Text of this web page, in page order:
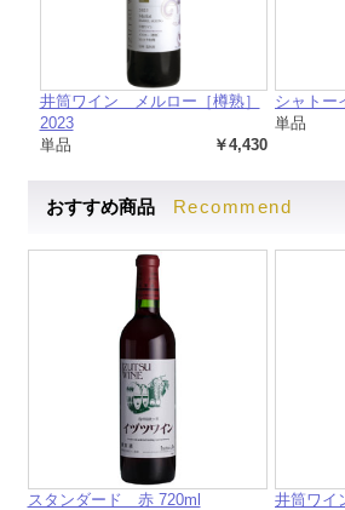
井筒ワイン メルロー［樽熟］
2023
単品
￥4,430
シャトー
単品
おすすめ商品 Recommend
スタンダード 赤 720ml
井筒ワ